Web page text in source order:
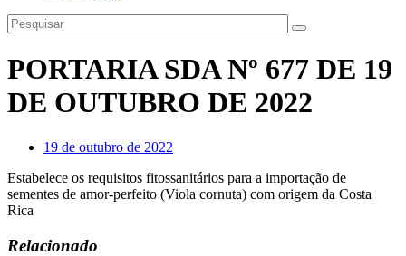
PORTARIA SDA Nº 677 DE 19
DE OUTUBRO DE 2022
19 de outubro de 2022
Estabelece os requisitos fitossanitários para a importação de
sementes de amor-perfeito (Viola cornuta) com origem da Costa
Rica
Relacionado